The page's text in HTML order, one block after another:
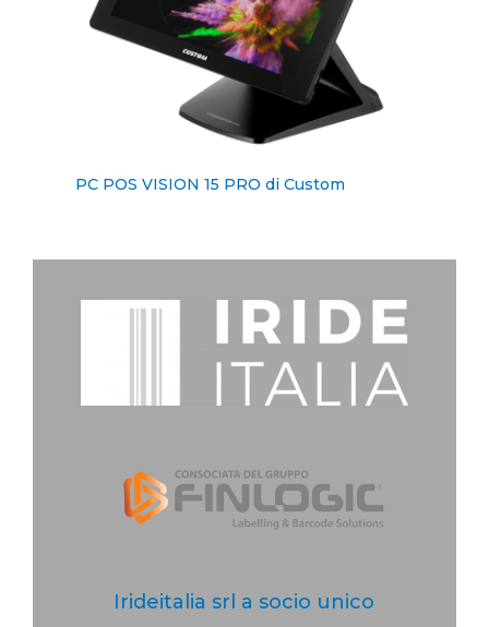
PC POS VISION 15 PRO di Custom
Irideitalia srl a socio unico